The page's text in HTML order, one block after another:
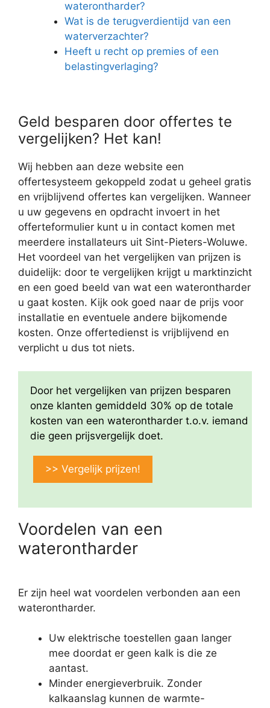
waterontharder?
Wat is de terugverdientijd van een
waterverzachter?
Heeft u recht op premies of een
belastingverlaging?
Geld besparen door offertes te
vergelijken? Het kan!
Wij hebben aan deze website een
offertesysteem gekoppeld zodat u geheel gratis
en vrijblijvend offertes kan vergelijken. Wanneer
u uw gegevens en opdracht invoert in het
offerteformulier kunt u in contact komen met
meerdere installateurs uit Sint-Pieters-Woluwe.
Het voordeel van het vergelijken van prijzen is
duidelijk: door te vergelijken krijgt u marktinzicht
en een goed beeld van wat een waterontharder
u gaat kosten. Kijk ook goed naar de prijs voor
installatie en eventuele andere bijkomende
kosten. Onze offertedienst is vrijblijvend en
verplicht u dus tot niets.
Door het vergelijken van prijzen besparen
onze klanten gemiddeld 30% op de totale
kosten van een waterontharder t.o.v. iemand
die geen prijsvergelijk doet.
>> Vergelijk prijzen!
Voordelen van een
waterontharder
Er zijn heel wat voordelen verbonden aan een
waterontharder.
Uw elektrische toestellen gaan langer
mee doordat er geen kalk is die ze
aantast.
Minder energieverbruik. Zonder
kalkaanslag kunnen de warmte-